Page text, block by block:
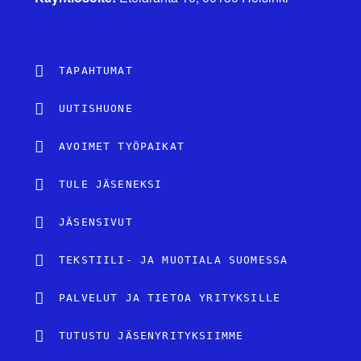
TAPAHTUMAT
UUTISHUONE
AVOIMET TYÖPAIKAT
TULE JÄSENEKSI
JÄSENSIVUT
TEKSTIILI- JA MUOTIALA SUOMESSA
PALVELUT JA TIETOA YRITYKSILLE
TUTUSTU JÄSENYRITYKSIIMME